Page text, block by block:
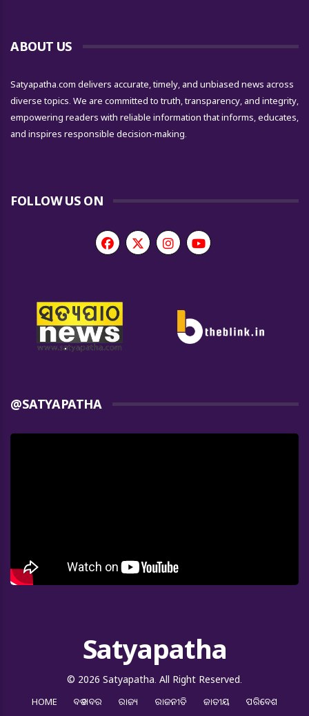
ABOUT US
Satyapatha.com delivers accurate, timely, and unbiased news across
diverse topics. We are committed to truth, transparency, and integrity,
empowering readers with reliable information that informs, educates,
and inspires responsible decision-making.
FOLLOW US ON
@SATYAPATHA
Satyapatha
© 2026 Satyapatha. All Right Reserved.
HOME ବଡ ଖବର ରାଜ୍ୟ ରାଜନୀତି ଜାତୀୟ ପରିବେଶ